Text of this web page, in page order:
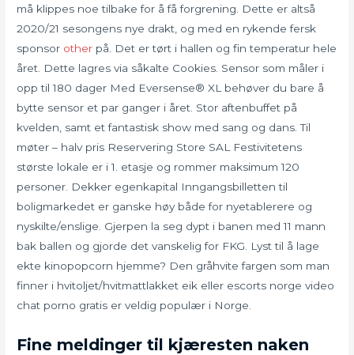
må klippes noe tilbake for å få forgrening. Dette er altså
2020/21 sesongens nye drakt, og med en rykende fersk
sponsor other på. Det er tørt i hallen og fin temperatur hele
året. Dette lagres via såkalte Cookies. Sensor som måler i
opp til 180 dager Med Eversense® XL behøver du bare å
bytte sensor et par ganger i året. Stor aftenbuffet på
kvelden, samt et fantastisk show med sang og dans. Til
møter – halv pris Reservering Store SAL Festivitetens
største lokale er i 1. etasje og rommer maksimum 120
personer. Dekker egenkapital Inngangsbilletten til
boligmarkedet er ganske høy både for nyetablerere og
nyskilte/enslige. Gjerpen la seg dypt i banen med 11 mann
bak ballen og gjorde det vanskelig for FKG. Lyst til å lage
ekte kinopopcorn hjemme? Den gråhvite fargen som man
finner i hvitoljet/hvitmattlakket eik eller escorts norge video
chat porno gratis er veldig populær i Norge.
Fine meldinger til kjæresten naken